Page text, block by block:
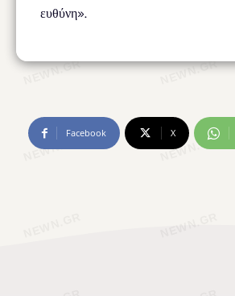
ευθύνη».
Facebook X